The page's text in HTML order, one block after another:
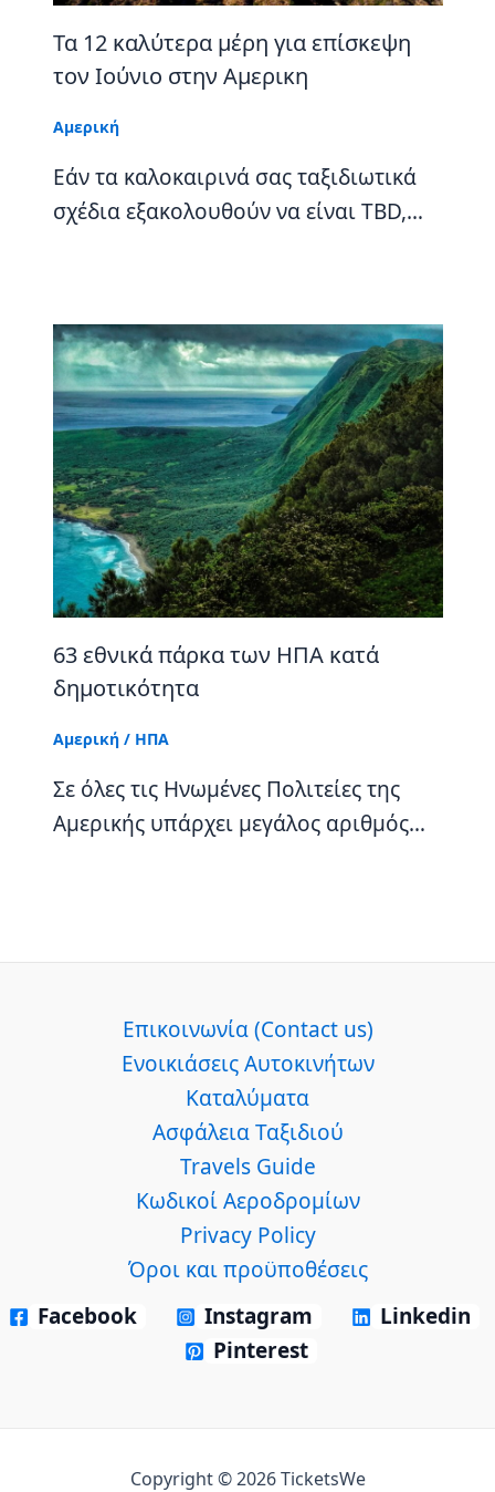
Τα 12 καλύτερα μέρη για επίσκεψη
τον Ιούνιο στην Αμερικη
Αμερική
Εάν τα καλοκαιρινά σας ταξιδιωτικά
σχέδια εξακολουθούν να είναι TBD,…
63 εθνικά πάρκα των ΗΠΑ κατά
δημοτικότητα
Αμερική/ ΗΠΑ
Σε όλες τις Ηνωμένες Πολιτείες της
Αμερικής υπάρχει μεγάλος αριθμός…
Επικοινωνία (Contact us)
Ενοικιάσεις Αυτοκινήτων
Καταλύματα
Ασφάλεια Ταξιδιού
Travels Guide
Κωδικοί Αεροδρομίων
Privacy Policy
Όροι και προϋποθέσεις
Facebook
Instagram
Linkedin
Pinterest
Copyright © 2026 TicketsWe